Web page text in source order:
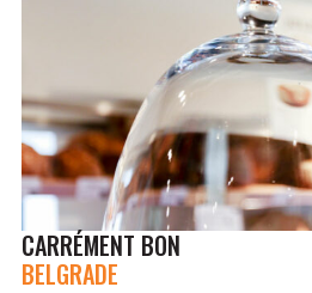
CARRÉMENT BON
BELGRADE